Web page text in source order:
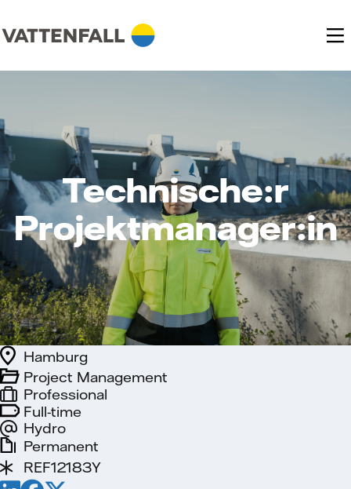
Technische:r
Projektmanager:in
Full-time
Hydro
Project Management
Hamburg
Professional
Permanent
REF12183Y